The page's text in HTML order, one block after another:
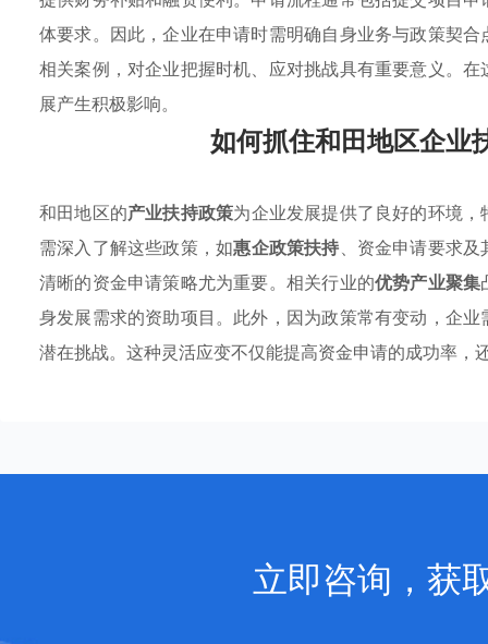
体要求。因此，企业在申请时需明确自身业务与政策契
相关案例，对企业把握时机、应对挑战具有重要意义。
展产生积极影响。
如何抓住和田地区企业
和田地区的产业扶持政策为企业发展提供了良好的环境
需深入了解这些政策，如惠企政策扶持、资金申请要求
清晰的资金申请策略尤为重要。相关行业的优势产业聚集
身发展需求的资助项目。此外，因为政策常有变动，企
潜在挑战。这种灵活应变不仅能提高资金申请的成功率，
立即咨询，获